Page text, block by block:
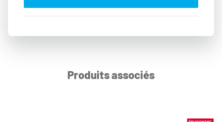
Produits associés